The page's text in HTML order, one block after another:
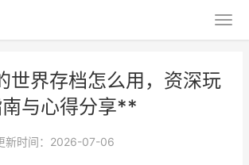
世界存档怎么用，资深玩
与心得分享**
新时间：2026-07-06